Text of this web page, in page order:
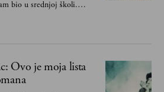
bio u srednjoj školi.
već dovoljno
Ovo je moja lista